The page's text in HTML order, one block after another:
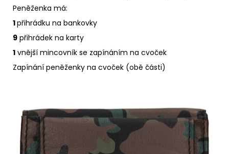
Peněženka má:
1přihrádku na bankovky
9 přihrádek na karty
1 vnější mincovník se zapínáním na cvoček
Zapínání peněženky na cvoček (obě části)